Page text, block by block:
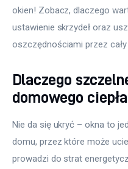
okien! Zobacz, dlaczego
ustawienie skrzydeł oraz
oszczędnościami przez cały
Dlaczego
domowego
Nie da się ukryć – okna to
domu, przez które może
prowadzi do strat